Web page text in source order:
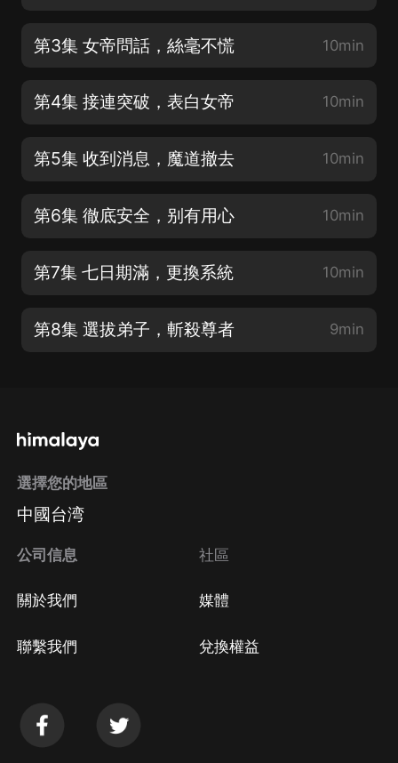
第3集 女帝問話，絲毫不慌 10min
第4集 接連突破，表白女帝 10min
第5集 收到消息，魔道撤去 10min
第6集 徹底安全，别有用心 10min
第7集 七日期滿，更換系統 10min
第8集 選拔弟子，斬殺尊者 9min
選擇您的地區
中國台湾
公司信息
關於我們
聯繫我們
社區
媒體
兌換權益